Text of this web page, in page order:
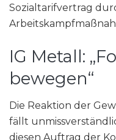
Sozialtarifvertrag
IG Metall:
bewegen“
Die Reaktion der
fällt
diesen Auftrag der